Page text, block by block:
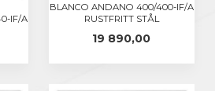
IF/A
BLANCO ANDANO 400/400-IF/A
RUSTFRITT STÅL
Pris
19 890,00